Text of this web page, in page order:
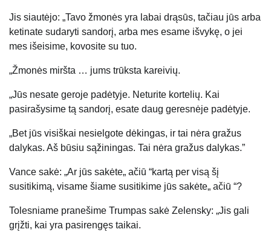
Jis siautėjo: „Tavo žmonės yra labai drąsūs, tačiau jūs arba
ketinate sudaryti sandorį, arba mes esame išvykę, o jei
mes išeisime, kovosite su tuo.
„Žmonės miršta … jums trūksta kareivių.
„Jūs nesate geroje padėtyje. Neturite kortelių. Kai
pasirašysime tą sandorį, esate daug geresnėje padėtyje.
„Bet jūs visiškai nesielgote dėkingas, ir tai nėra gražus
dalykas. Aš būsiu sąžiningas. Tai nėra gražus dalykas.”
Vance sakė: „Ar jūs sakėte„ ačiū “kartą per visą šį
susitikimą, visame šiame susitikime jūs sakėte„ ačiū “?
Tolesniame pranešime Trumpas sakė Zelensky: „Jis gali
grįžti, kai yra pasirengęs taikai.